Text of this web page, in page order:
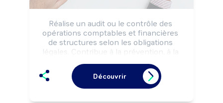
Réalise un audit ou le contrôle des
opérations comptables et financières
de structures selon les obligations
légales. Contribue à la prévention, à la
structures et à la recherche des
irrégularités éventuelles. Peut apporter
un appui technique en gestion
Découvrir